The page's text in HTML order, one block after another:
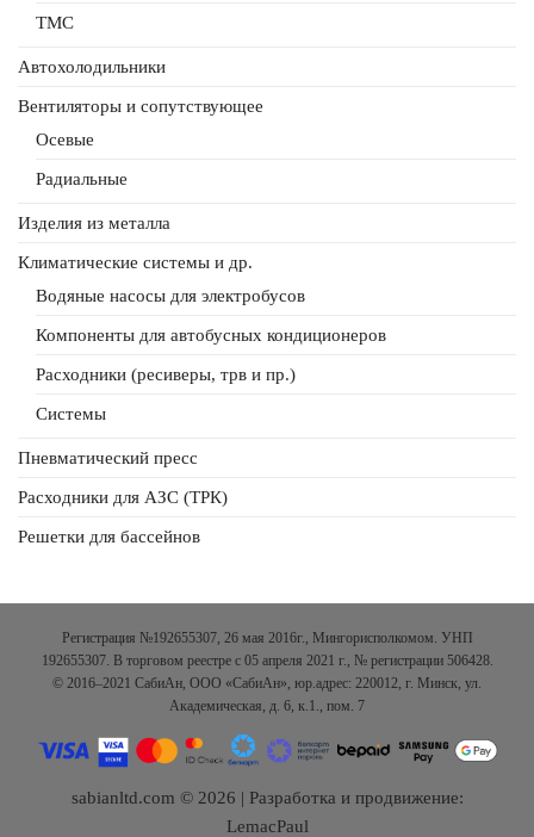
ТМС
Автохолодильники
Вентиляторы и сопутствующее
Осевые
Радиальные
Изделия из металла
Климатические системы и др.
Водяные насосы для электробусов
Компоненты для автобусных кондиционеров
Расходники (ресиверы, трв и пр.)
Системы
Пневматический пресс
Расходники для АЗС (ТРК)
Решетки для бассейнов
Регистрация №192655307, 26 мая 2016г., Мингорисполкомом. УНП
192655307. В торговом реестре с 05 апреля 2021 г., № регистрации 506428.
© 2016–2021 СабиАн, ООО «СабиАн», юр.адрес: 220012, г. Минск, ул.
Академическая, д. 6, к.1., пом. 7
sabianltd.com © 2026 | Разработка и продвижение:
LemacPaul